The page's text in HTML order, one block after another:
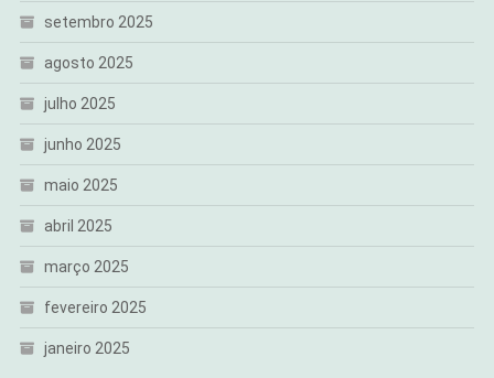
setembro 2025
agosto 2025
julho 2025
junho 2025
maio 2025
abril 2025
março 2025
fevereiro 2025
janeiro 2025